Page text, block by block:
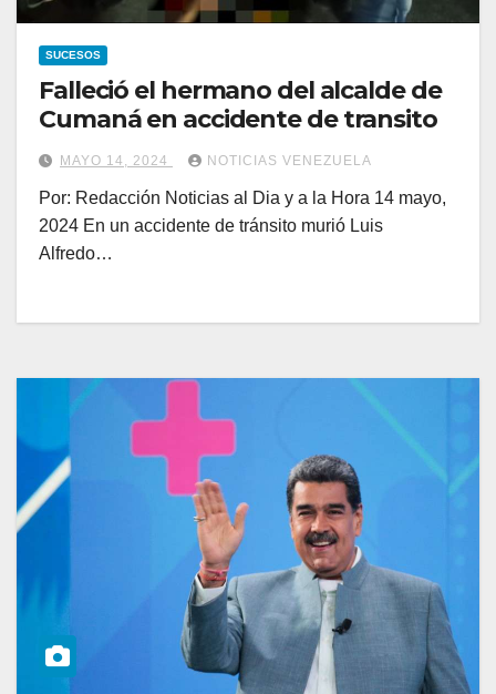
SUCESOS
Falleció el hermano del alcalde de
Cumaná en accidente de transito
MAYO 14, 2024 NOTICIAS VENEZUELA
Por: Redacción Noticias al Dia y a la Hora 14 mayo,
2024 En un accidente de tránsito murió Luis
Alfredo…